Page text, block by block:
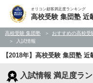
オリコン顧客満足度ランキング
高校受験 集団塾 近
高校受験 集団塾 おすすめの高校受
入試情報
【2018年】高校受験 集団塾
入試情報 満足度ラ